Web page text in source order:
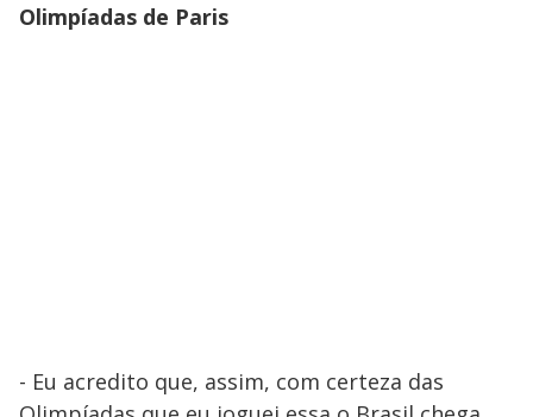
Olimpíadas de Paris
- Eu acredito que, assim, com certeza das